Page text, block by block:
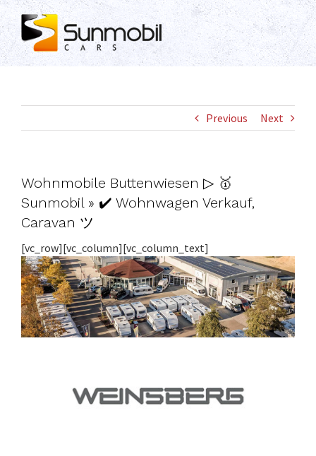
Skip
to
content
Previous Next
Wohnmobile Buttenwiesen ▷ 🥇
Sunmobil » ✔️ Wohnwagen Verkauf,
Caravan ツ
[vc_row][vc_column][vc_column_text]